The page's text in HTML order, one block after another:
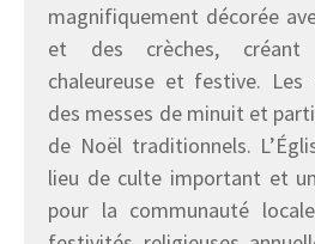
magnifiquement décorée
et des crèches, créant
chaleureuse et festive.
des messes de minuit et
de Noël traditionnels.
lieu de culte important et
pour la communauté